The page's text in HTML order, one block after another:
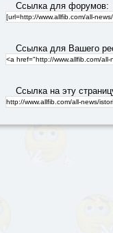
Ссылка для форумов:
Ссылка для Вашего
Ссылка на эту